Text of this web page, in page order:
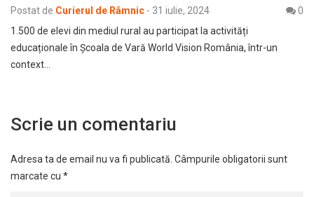
Postat de Curierul de Râmnic - 31 iulie, 2024
0
1.500 de elevi din mediul rural au participat la activități
educaționale în Școala de Vară World Vision România, într-un
context…
Scrie un comentariu
Adresa ta de email nu va fi publicată. Câmpurile obligatorii sunt
marcate cu *